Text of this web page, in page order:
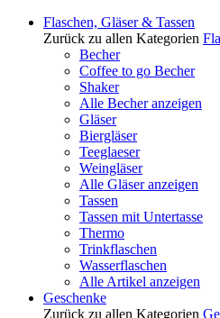
Flaschen, Gläser & Tassen
Zurück zu allen Kategorien
Becher
Coffee to go Becher
Shaker
Alle Becher anzeigen
Gläser
Biergläser
Teeglaeser
Weingläser
Alle Gläser anzeigen
Tassen
Tassen mit Untertasse
Thermo
Trinkflaschen
Wasserflaschen
Alle Artikel anzeigen
Geschenke
Zurück zu allen Kategorien